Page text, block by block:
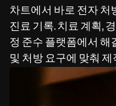
Automatic reminders
메시지
Client messaging
SMS and email
Telehealth video
In session notes
기록
Clinical notes
치료
ePrescribe
NEW
Treatment plans
병원 관리
규정 준수 및 보안
Carepatron AI
Mental health
Psychologists
Therapists
Dentists
Nurse practitioners
Nurses
Physicians
Psychiatrists
Allied
Dietitians
Nutritionists
Occupational
Physical therapists
Wellness
Acupuncturists
Chiropractors
Get
차트에서 바로 전자 처
진료 기록. 치료 계획,
정 준수 플랫폼에서 해
및 처방 요구에 맞춰